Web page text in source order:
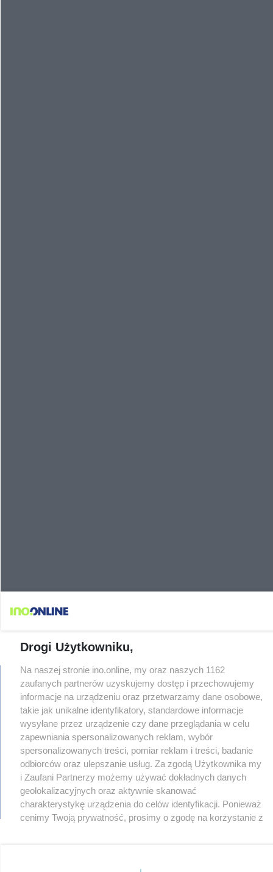
regulamin
reklama
redakcja
pliki cookies
prywatność
reklamacje
gowork.pl
oferty pracy
© copyright 2000-2026 Ino-online Media
Drogi Użytkowniku,
Na naszej stronie ino.online, my oraz naszych 1162
zaufanych partnerów uzyskujemy dostęp i przechowujemy
informacje na urządzeniu oraz przetwarzamy dane osobowe,
takie jak unikalne identyfikatory, standardowe informacje
wysyłane przez urządzenie czy dane przeglądania w celu
zapewniania spersonalizowanych reklam, wybór
spersonalizowanych treści, pomiar reklam i treści, badanie
odbiorców oraz ulepszanie usług. Za zgodą Użytkownika my
i Zaufani Partnerzy możemy używać dokładnych danych
geolokalizacyjnych oraz aktywnie skanować
charakterystykę urządzenia do celów identyfikacji. Ponieważ
cenimy Twoją prywatność, prosimy o zgodę na korzystanie z